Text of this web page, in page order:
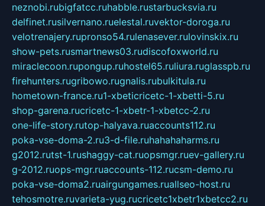
neznobi.rubigfatcc.ruhabble.rustarbucksvia.ru
delfinet.rusilvernano.ruelestal.ruvektor-doroga.ru
velotrenajery.rupronso54.rulenasever.rulovinskix.ru
show-pets.rusmartnews03.rudiscofoxworld.ru
miraclecoon.rupongup.ruhostel65.ruliura.ruglasspb.ru
firehunters.rugribowo.rugnalis.rubulkitula.ru
hometown-france.ru1-xbeticricetc-1-xbetti-5.ru
shop-garena.rucricetc-1-xbetr-1-xbetcc-2.ru
one-life-story.rutop-halyava.ruaccounts112.ru
poka-vse-doma-2.ru3-d-file.ruhahahaharms.ru
g2012.rutst-1.rushaggy-cat.ruopsmgr.ruev-gallery.ru
g-2012.ruops-mgr.ruaccounts-112.rucsm-demo.ru
poka-vse-doma2.ruairgungames.ruallseo-host.ru
tehosmotre.ruvarieta-yug.rucricetc1xbetr1xbetcc2.ru